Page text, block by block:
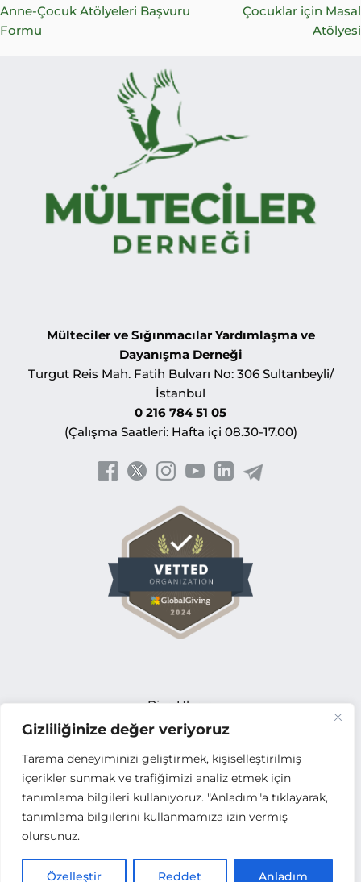
Gizliliğinize değer veriyoruz
Tarama deneyiminizi geliştirmek, kişiselleştirilmiş
içerikler sunmak ve trafiğimizi analiz etmek için
tanımlama bilgileri kullanıyoruz. "Anladım"a tıklayarak,
tanımlama bilgilerini kullanmamıza izin vermiş
olursunuz.
Özelleştir Reddet Anladım
Anne-Çocuk Atölyeleri Başvuru
Formu
Çocuklar için Masal
Atölyesi
Mülteciler ve Sığınmacılar Yardımlaşma ve
Dayanışma Derneği
Turgut Reis Mah. Fatih Bulvarı No: 306 Sultanbeyli/
İstanbul
0 216 784 51 05
(Çalışma Saatleri: Hafta içi 08.30-17.00)
Bize Ulaşın
Açık Pozisyonlar
İhale Duyuruları
Tedarikçi Başvuru Formu
Faaliyet Raporları
Kurumsal Kimlik
Paydaşlar ve İş Birliklerimiz